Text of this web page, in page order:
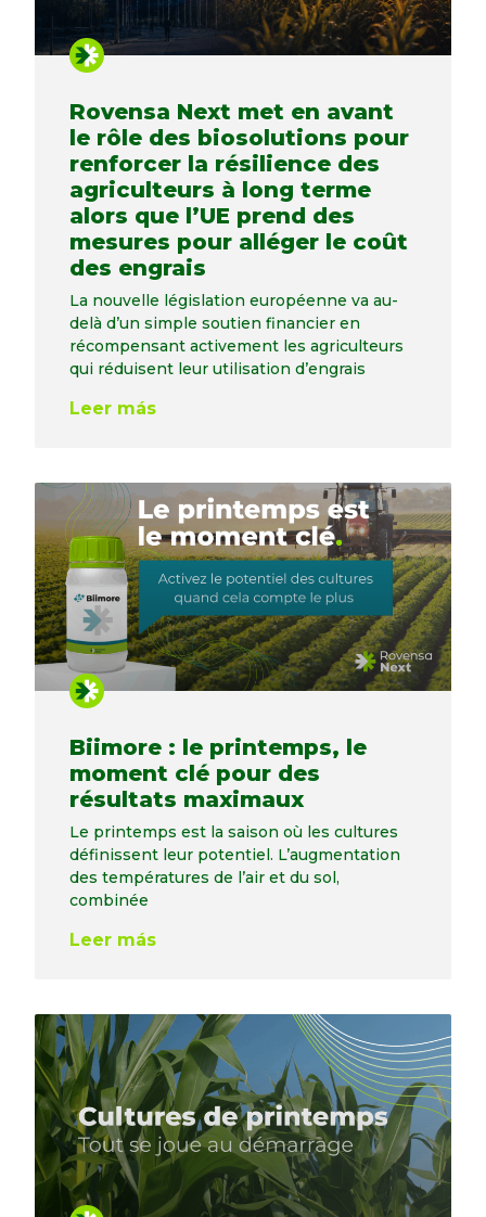
Rovensa Next met en avant
le rôle des biosolutions pour
renforcer la résilience des
agriculteurs à long terme
alors que l’UE prend des
mesures pour alléger le coût
des engrais
La nouvelle législation européenne va au-
delà d’un simple soutien financier en
récompensant activement les agriculteurs
qui réduisent leur utilisation d’engrais
Leer más
Biimore : le printemps, le
moment clé pour des
résultats maximaux
Le printemps est la saison où les cultures
définissent leur potentiel. L’augmentation
des températures de l’air et du sol,
combinée
Leer más